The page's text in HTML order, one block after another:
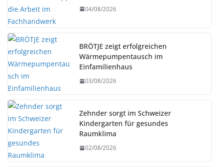
04/08/2026
BRÖTJE zeigt erfolgreichen
Wärmepumpentausch im
Einfamilienhaus
03/08/2026
Zehnder sorgt im Schweizer
Kindergarten für gesundes
Raumklima
02/08/2026